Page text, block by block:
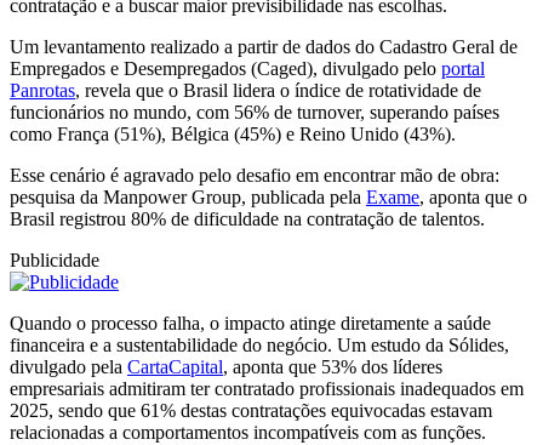
contratação e a buscar maior previsibilidade nas escolhas.
Um levantamento realizado a partir de dados do Cadastro Geral de
Empregados e Desempregados (Caged), divulgado pelo portal
Panrotas, revela que o Brasil lidera o índice de rotatividade de
funcionários no mundo, com 56% de turnover, superando países
como França (51%), Bélgica (45%) e Reino Unido (43%).
Esse cenário é agravado pelo desafio em encontrar mão de obra:
pesquisa da Manpower Group, publicada pela Exame, aponta que o
Brasil registrou 80% de dificuldade na contratação de talentos.
Publicidade
Quando o processo falha, o impacto atinge diretamente a saúde
financeira e a sustentabilidade do negócio. Um estudo da Sólides,
divulgado pela CartaCapital, aponta que 53% dos líderes
empresariais admitiram ter contratado profissionais inadequados em
2025, sendo que 61% destas contratações equivocadas estavam
relacionadas a comportamentos incompatíveis com as funções.